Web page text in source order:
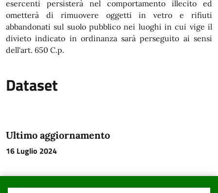
esercenti persisterà nel comportamento illecito ed
ometterà di rimuovere oggetti in vetro e rifiuti
abbandonati sul suolo pubblico nei luoghi in cui vige il
divieto indicato in ordinanza sarà perseguito ai sensi
dell'art. 650 C.p.
Dataset
Ultimo aggiornamento
16 Luglio 2024